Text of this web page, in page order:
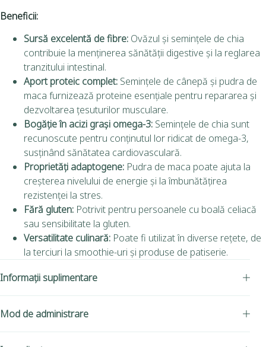
Beneficii:
Sursă excelentă de fibre: Ovăzul și semințele de chia
contribuie la menținerea sănătății digestive și la reglarea
tranzitului intestinal.
Aport proteic complet: Semințele de cânepă și pudra de
maca furnizează proteine esențiale pentru repararea și
dezvoltarea țesuturilor musculare.
Bogăție în acizi grași omega-3: Semințele de chia sunt
recunoscute pentru conținutul lor ridicat de omega-3,
susținând sănătatea cardiovasculară.
Proprietăți adaptogene: Pudra de maca poate ajuta la
creșterea nivelului de energie și la îmbunătățirea
rezistenței la stres.
Fără gluten: Potrivit pentru persoanele cu boală celiacă
sau sensibilitate la gluten.
Versatilitate culinară: Poate fi utilizat în diverse rețete, de
la terciuri la smoothie-uri și produse de patiserie.
Informații suplimentare
Mod de administrare